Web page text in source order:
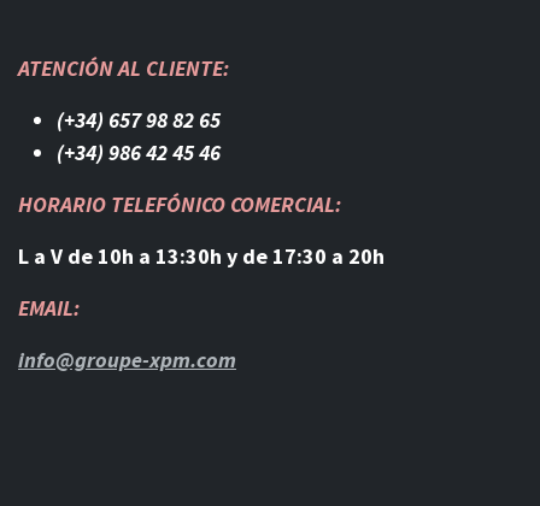
ATENCIÓN AL CLIENTE:
(+34) 657 98 82 65
(+34) 986 42 45 46​
HORARIO TELEFÓNICO COMERCIAL:
L a V de 10h a 13:30h y de 17:30 a 20h
EMAIL:
info@groupe-xpm.com